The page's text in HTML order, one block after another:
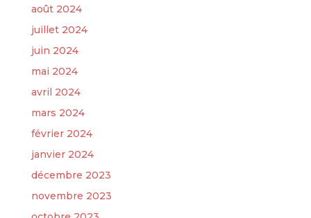
août 2024
juillet 2024
juin 2024
mai 2024
avril 2024
mars 2024
février 2024
janvier 2024
décembre 2023
novembre 2023